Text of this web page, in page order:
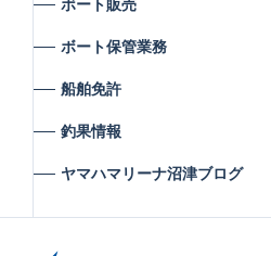
ボート販売
ボート保管業務
船舶免許
釣果情報
ヤマハマリーナ沼津ブログ